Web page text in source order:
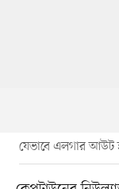
যেভাবে এলগার আউট